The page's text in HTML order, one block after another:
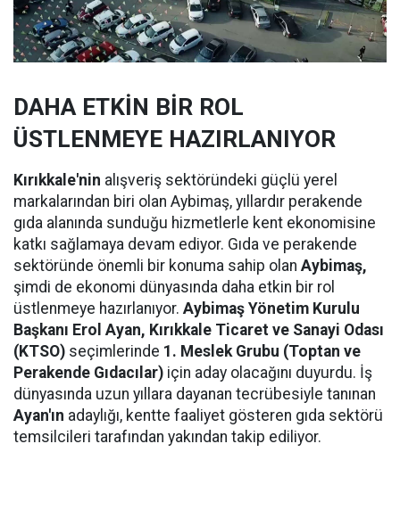
DAHA ETKİN BİR ROL
ÜSTLENMEYE HAZIRLANIYOR
Kırıkkale'nin alışveriş sektöründeki güçlü yerel
markalarından biri olan Aybimaş, yıllardır perakende
gıda alanında sunduğu hizmetlerle kent ekonomisine
katkı sağlamaya devam ediyor. Gıda ve perakende
sektöründe önemli bir konuma sahip olan Aybimaş,
şimdi de ekonomi dünyasında daha etkin bir rol
üstlenmeye hazırlanıyor. Aybimaş Yönetim Kurulu
Başkanı Erol Ayan, Kırıkkale Ticaret ve Sanayi Odası
(KTSO) seçimlerinde 1. Meslek Grubu (Toptan ve
Perakende Gıdacılar) için aday olacağını duyurdu. İş
dünyasında uzun yıllara dayanan tecrübesiyle tanınan
Ayan'ın adaylığı, kentte faaliyet gösteren gıda sektörü
temsilcileri tarafından yakından takip ediliyor.